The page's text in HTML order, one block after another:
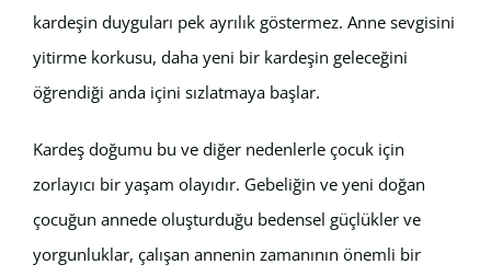
kardeşin duyguları pek ayrılık göstermez. Anne sevgisini
yitirme korkusu, daha yeni bir kardeşin geleceğini
öğrendiği anda içini sızlatmaya başlar.
Kardeş doğumu bu ve diğer nedenlerle çocuk için
zorlayıcı bir yaşam olayıdır. Gebeliğin ve yeni doğan
çocuğun annede oluşturduğu bedensel güçlükler ve
yorgunluklar, çalışan annenin zamanının önemli bir